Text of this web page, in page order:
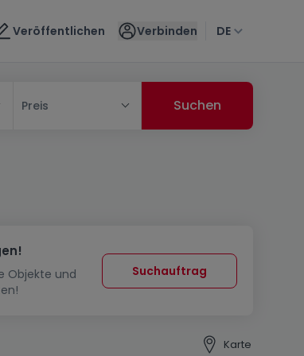
Veröffentlichen Verbinden DE
Preis
Objekte und
Suchauftrag
Karte